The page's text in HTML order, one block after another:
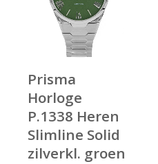
Prisma
Horloge
P.1338 Heren
Slimline Solid
zilverkl. groen